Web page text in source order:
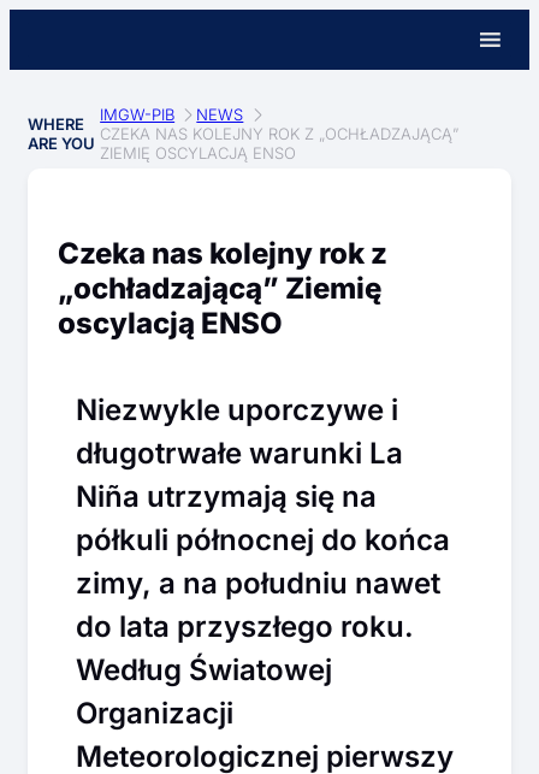
WHERE
ARE YOU
IMGW-PIB
NEWS
CZEKA NAS KOLEJNY ROK Z „OCHŁADZAJĄCĄ”
ZIEMIĘ OSCYLACJĄ ENSO
Czeka nas kolejny rok z
„ochładzającą” Ziemię
oscylacją ENSO
Niezwykle uporczywe i
długotrwałe warunki La
Niña utrzymają się na
półkuli północnej do końca
zimy, a na południu nawet
do lata przyszłego roku.
Według Światowej
Organizacji
Meteorologicznej pierwszy